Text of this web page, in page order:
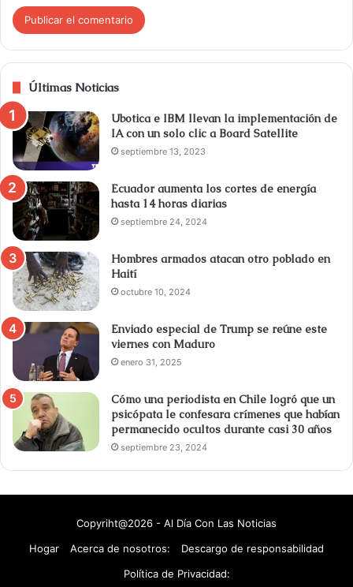
Últimas Noticias
Ubotica e IBM llevan la implementación de
IA con un solo clic a Board Satellite
septiembre 13, 2023
Ecuador aumenta los cortes de energía
hasta 14 horas diarias
septiembre 24, 2024
Hombres armados atacan otro poblado en
Haití
octubre 10, 2024
Enviado especial de Trump se reúne este
viernes con Maduro
enero 31, 2025
Cómo una periodista en Chile logró que un
psicópata le confesara crímenes que habían
permanecido ocultos durante casi 30 años
septiembre 23, 2024
Copyriht@2026 - Al Día Con Las Noticias
Hogar
Acerca de nosotros:
Descargo de responsabilidad
Política de Privacidad: